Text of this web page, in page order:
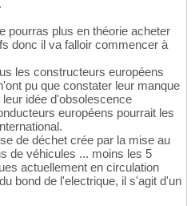
pourras plus en théorie acheter
donc il va falloir commencer à
les constructeurs européens
pu que constater leur manque
idée d'obsolescence
européens pourrait les
de déchet crée par la mise au
de véhicules ... moins les 5
actuellement en circulation
bond de l'electrique, il s'agit d'un